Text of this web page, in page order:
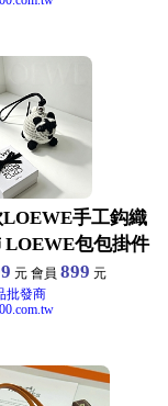
手工鈎織
LOEWE包包掛件
元 會員 899 元
批發商